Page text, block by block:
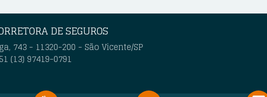
DE SEGUROS
743 - 11320-200 - São Vicente/SP
(13) 97419-0791